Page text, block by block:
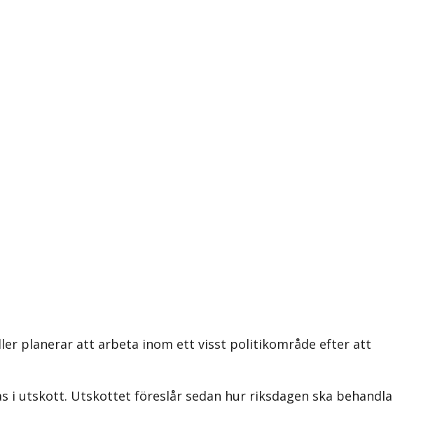
planerar att arbeta inom ett visst politikområde efter att
i utskott. Utskottet föreslår sedan hur riksdagen ska behandla